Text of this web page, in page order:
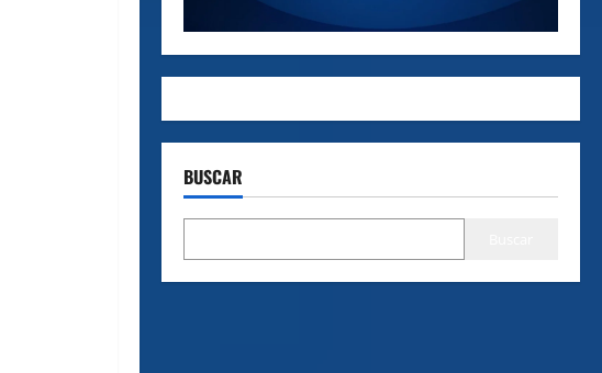
BUSCAR